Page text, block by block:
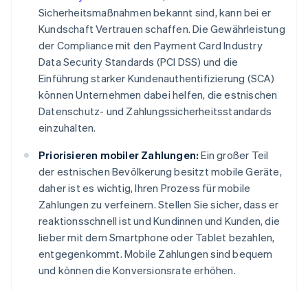
Sicherheitsmaßnahmen bekannt sind, kann bei er
Kundschaft Vertrauen schaffen. Die Gewährleistung
der Compliance mit den Payment Card Industry
Data Security Standards (PCI DSS) und die
Einführung starker Kundenauthentifizierung (SCA)
können Unternehmen dabei helfen, die estnischen
Datenschutz- und Zahlungssicherheitsstandards
einzuhalten.
Priorisieren mobiler Zahlungen: Ein großer Teil
der estnischen Bevölkerung besitzt mobile Geräte,
daher ist es wichtig, Ihren Prozess für mobile
Zahlungen zu verfeinern. Stellen Sie sicher, dass er
reaktionsschnell ist und Kundinnen und Kunden, die
lieber mit dem Smartphone oder Tablet bezahlen,
entgegenkommt. Mobile Zahlungen sind bequem
und können die Konversionsrate erhöhen.